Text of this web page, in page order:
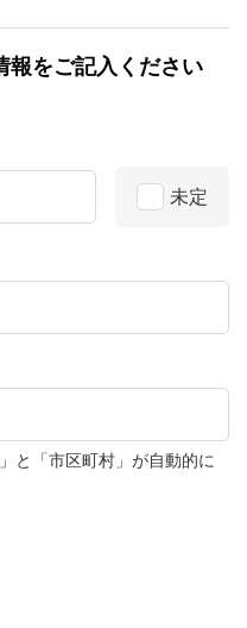
報をご記入ください
未定
と「市区町村」が自動的に